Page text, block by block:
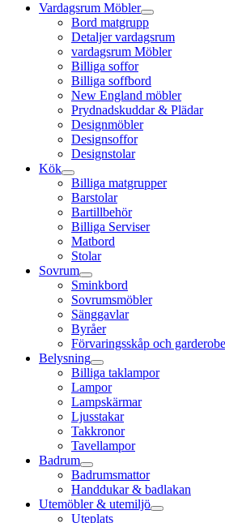
Vardagsrum Möbler
Bord matgrupp
Detaljer vardagsrum
vardagsrum Möbler
Billiga soffor
Billiga soffbord
New England möbler
Prydnadskuddar & Plädar
Designmöbler
Designsoffor
Designstolar
Kök
Billiga matgrupper
Barstolar
Bartillbehör
Billiga Serviser
Matbord
Stolar
Sovrum
Sminkbord
Sovrumsmöbler
Sänggavlar
Byråer
Förvaringsskåp och
Belysning
Billiga taklampor
Lampor
Lampskärmar
Ljusstakar
Takkronor
Tavellampor
Badrum
Badrumsmattor
Handdukar & badlakan
Utemöbler & utemiljö
Uteplats